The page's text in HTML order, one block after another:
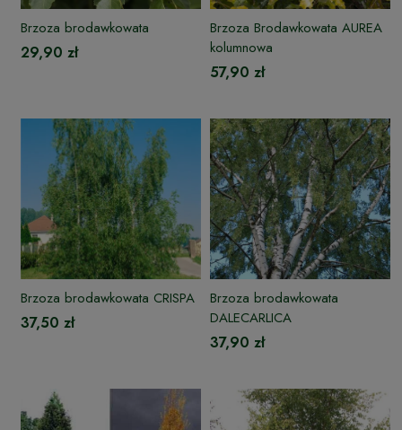
Brzoza brodawkowata
29,90 zł
Brzoza Brodawkowata AUREA
kolumnowa
57,90 zł
Brzoza brodawkowata CRISPA
37,50 zł
Brzoza brodawkowata
DALECARLICA
37,90 zł